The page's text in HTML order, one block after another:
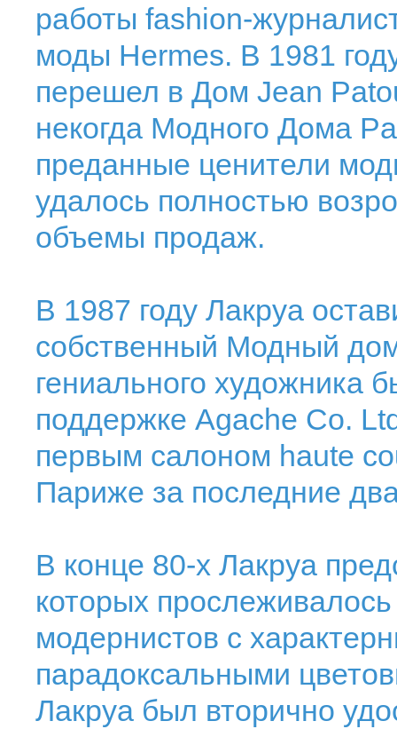
работы fashion-
моды Hermes. В 1981
перешел в Дом Jean
некогда Модного Дома
преданные ценители
удалось полностью
объемы продаж.
В 1987 году Лакруа
собственный Модный
гениального художника
поддержке Agache Co.
первым салоном haute
Париже за последние
В конце 80-х Лакруа
которых
модернистов с
парадоксальными
Лакруа был вторично